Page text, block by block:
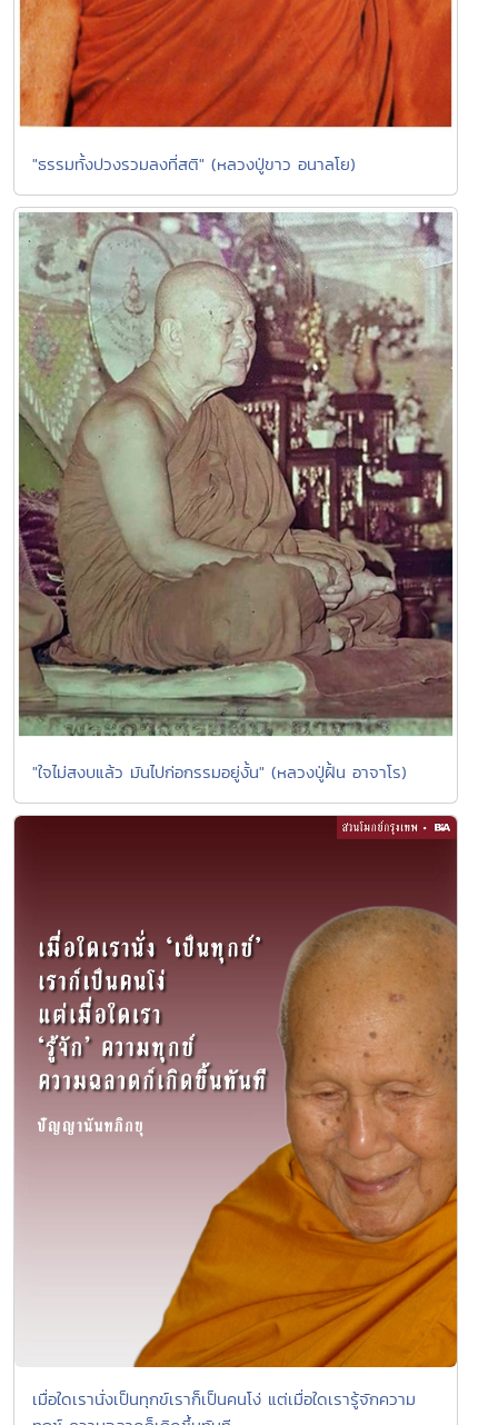
"ธรรมทั้งปวงรวมลงที่สติ" (หลวงปู่ขาว อนาลโย)
"ใจไม่สงบแล้ว มันไปก่อกรรมอยู่งั้น" (หลวงปู่ฝั้น อาจาโร)
เมื่อใดเรานั่งเป็นทุกข์เราก็เป็นคนโง่ แต่เมื่อใดเรารู้จักความ